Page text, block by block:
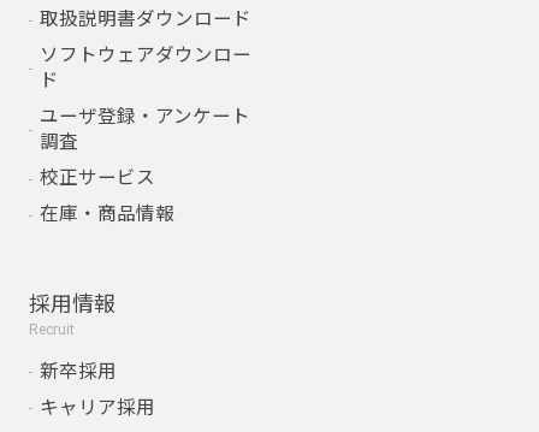
取扱説明書ダウンロード
ソフトウェアダウンロー
ド
ユーザ登録・アンケート
調査
校正サービス
在庫・商品情報
採用情報
Recruit
新卒採用
キャリア採用